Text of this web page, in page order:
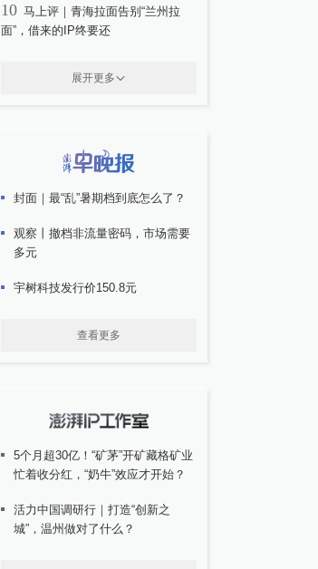
10 马上评｜青海拉面告别“兰州拉
面”，借来的IP终要还
展开更多
封面｜最“乱”暑期档到底怎么了？
观察丨撤档非流量密码，市场需要
多元
宇树科技发行价150.8元
查看更多
5个月超30亿！“矿茅”开矿藏格矿业
忙着收分红，“奶牛”效应才开始？
活力中国调研行｜打造“创新之
城”，温州做对了什么？